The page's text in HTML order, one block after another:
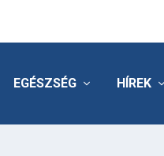
EGÉSZSÉG HÍREK